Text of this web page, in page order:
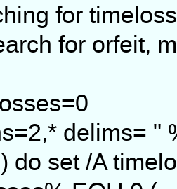
for
for orfeit,
delims= "
do set /A